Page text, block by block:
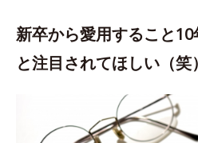
新卒から愛用すること
と注目されてほしい（笑）